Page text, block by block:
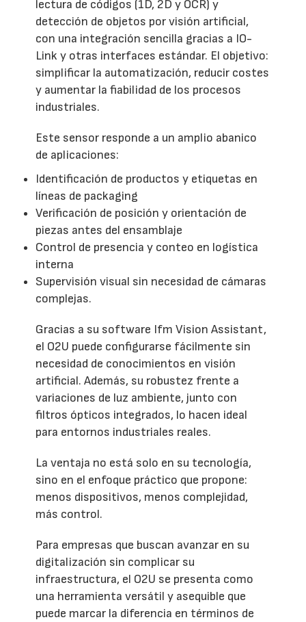
lectura de códigos (1D, 2D y OCR) y
detección de objetos por visión artificial,
con una integración sencilla gracias a IO-
Link y otras interfaces estándar. El objetivo:
simplificar la automatización, reducir costes
y aumentar la fiabilidad de los procesos
industriales.
Este sensor responde a un amplio abanico
de aplicaciones:
Identificación de productos y etiquetas en
líneas de packaging
Verificación de posición y orientación de
piezas antes del ensamblaje
Control de presencia y conteo en logística
interna
Supervisión visual sin necesidad de cámaras
complejas.
Gracias a su software Ifm Vision Assistant,
el O2U puede configurarse fácilmente sin
necesidad de conocimientos en visión
artificial. Además, su robustez frente a
variaciones de luz ambiente, junto con
filtros ópticos integrados, lo hacen ideal
para entornos industriales reales.
La ventaja no está solo en su tecnología,
sino en el enfoque práctico que propone:
menos dispositivos, menos complejidad,
más control.
Para empresas que buscan avanzar en su
digitalización sin complicar su
infraestructura, el O2U se presenta como
una herramienta versátil y asequible que
puede marcar la diferencia en términos de